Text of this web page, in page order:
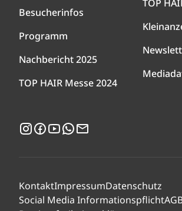
Besucherinfos
Programm
Nachbericht 2025
TOP HAIR Messe 2024
TOP
Instagram
Facebook
YouTubeWhatsApp
KontaktImpressumDatenschutz
Social Media Informationspflicht